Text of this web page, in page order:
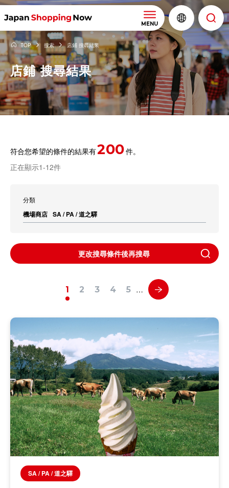
MENU
TOP 搜索 店鋪 搜尋結果
店鋪 搜尋結果
符合您希望的條件的結果有200件。
正在顯示1-12件
分類
機場商店 SA / PA / 道之驛
更改搜尋條件後再搜尋
1 2 3 4 5 …
SA / PA / 道之驛